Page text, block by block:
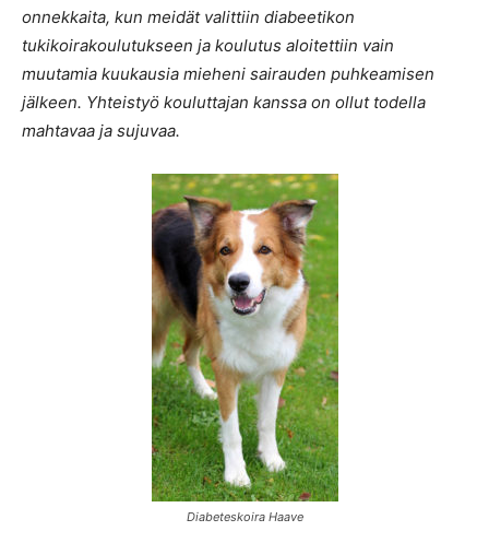
onnekkaita, kun meidät valittiin diabeetikon
tukikoirakoulutukseen ja koulutus aloitettiin vain
muutamia kuukausia mieheni sairauden puhkeamisen
jälkeen. Yhteistyö kouluttajan kanssa on ollut todella
mahtavaa ja sujuvaa.
Diabeteskoira Haave